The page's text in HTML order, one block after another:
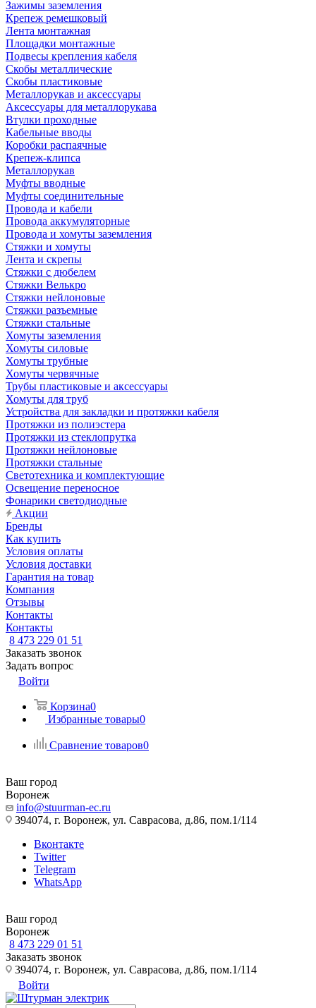
Зажимы заземления
Крепеж ремешковый
Лента монтажная
Площадки монтажные
Подвесы крепления кабеля
Скобы металлические
Скобы пластиковые
Металлорукав и аксессуары
Аксессуары для металлорукава
Втулки проходные
Кабельные вводы
Коробки распаячные
Крепеж-клипса
Металлорукав
Муфты вводные
Муфты соединительные
Провода и кабели
Провода аккумуляторные
Провода и хомуты заземления
Стяжки и хомуты
Лента и скрепы
Стяжки c дюбелем
Стяжки Велькро
Стяжки нейлоновые
Стяжки разъемные
Стяжки стальные
Хомуты заземления
Хомуты силовые
Хомуты трубные
Хомуты червячные
Трубы пластиковые и аксессуары
Хомуты для труб
Устройства для закладки и протяжки кабеля
Протяжки из полиэстера
Протяжки из стеклопрутка
Протяжки нейлоновые
Протяжки стальные
Светотехника и комплектующие
Освещение переносное
Фонарики светодиодные
Акции
Бренды
Как купить
Условия оплаты
Условия доставки
Гарантия на товар
Компания
Отзывы
Контакты
Контакты
8 473 229 01 51
Заказать звонок
Задать вопрос
Войти
Корзина0
Избранные товары0
Сравнение товаров0
Ваш город
Воронеж
info@stuurman-ec.ru
394074, г. Воронеж, ул. Саврасова, д.86, пом.1/114
Вконтакте
Twitter
Telegram
WhatsApp
Ваш город
Воронеж
8 473 229 01 51
Заказать звонок
394074, г. Воронеж, ул. Саврасова, д.86, пом.1/114
Войти